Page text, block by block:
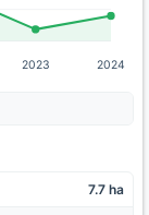
2023 2024
7.7 ha